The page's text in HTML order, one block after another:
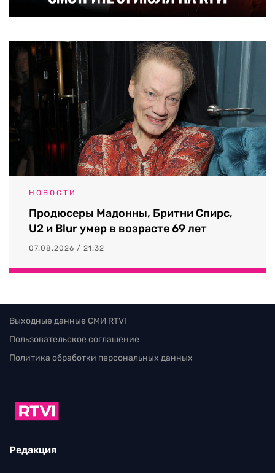
НОВОСТИ
Продюсеры Мадонны, Бритни Спирс,
U2 и Blur умер в возрасте 69 лет
07.08.2026 / 21:32
Выходные данные СМИ RTVI
Пользовательское соглашение
Политика обработки персональных данных
Редакция